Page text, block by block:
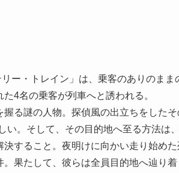
ー・トレイン」は、乗客のありのま
4名の乗客が列車へと誘われる。
る謎の人物。探偵風の出立ちをした
い。そして、その目的地へ至る方法は
すること。夜明けに向かい走り始め
果たして、彼らは全員目的地へ辿り